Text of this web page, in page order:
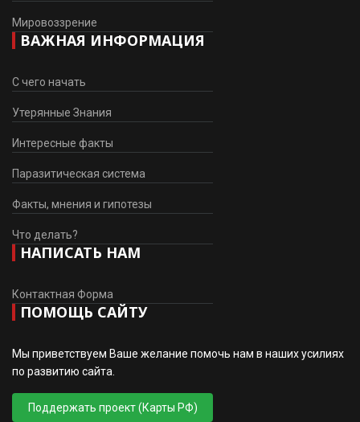
Мировоззрение
ВАЖНАЯ ИНФОРМАЦИЯ
С чего начать
Утерянные Знания
Интересные факты
Паразитическая система
Факты, мнения и гипотезы
Что делать?
НАПИСАТЬ НАМ
Контактная Форма
ПОМОЩЬ САЙТУ
Мы приветствуем Ваше желание помочь нам в наших усилиях
по развитию сайта.
Поддержать проект (Карты РФ)